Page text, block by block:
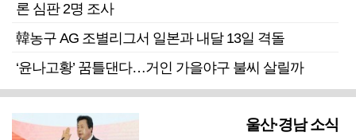
론 심판 2명 조사
韓농구 AG 조별리그서 일본과 내달 13일 격돌
‘윤나고황’ 꿈틀댄다…거인 가을야구 불씨 살릴까
울산·경남 소식